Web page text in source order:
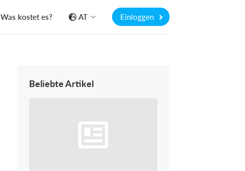
Was kostet es? AT Einloggen
Beliebte Artikel